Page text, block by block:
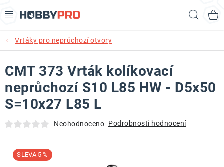
na
AKCE
PRODUKTY
PRODUKTY RECORD POWER
PRODUKTY BENET
Vrtáky pro neprůchozí otvory
CMT 373 Vrták kolíkovací
neprůchozí S10 L85 HW - D5x50
S=10x27 L85 L
Neohodnoceno Podrobnosti hodnocení
5 %